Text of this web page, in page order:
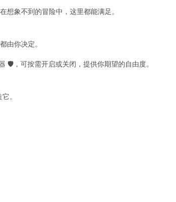
象不到的冒险中，这里都能满足。
由你决定。
🛡️，可按需开启或关闭，提供你期望的自由度。
。